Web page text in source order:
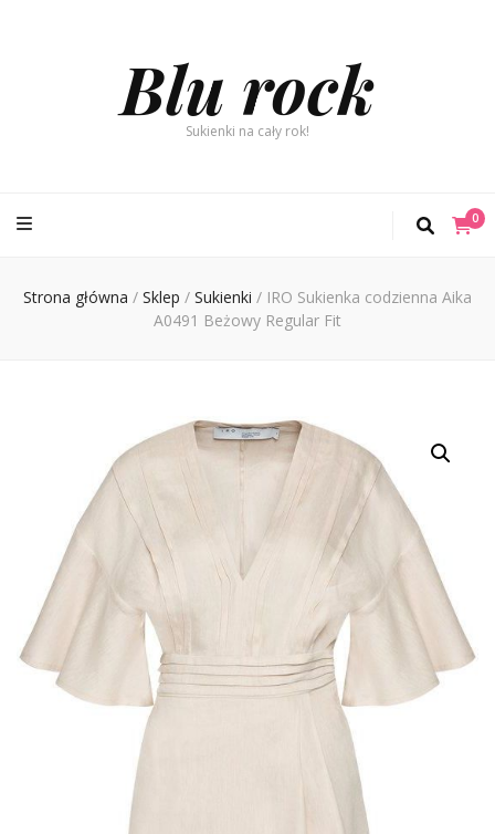
Blu rock
Sukienki na cały rok!
0
Strona główna / Sklep / Sukienki / IRO Sukienka codzienna Aika
A0491 Beżowy Regular Fit